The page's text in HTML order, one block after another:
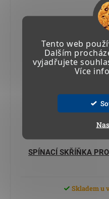
Tento web
Dalším
vyjadřujete
Více
SPÍNACÍ SKŘÍŇKA
Skladem u